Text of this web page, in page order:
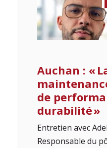
Auchan : «
de
durabilité »
Entretien avec
Responsable du